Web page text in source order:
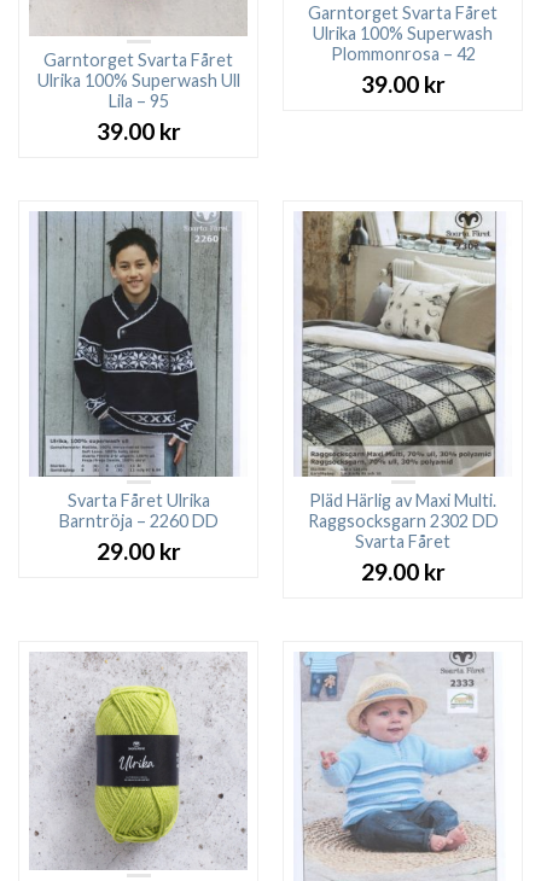
Garntorget Svarta Fåret
Ulrika 100% Superwash Ull
Lila – 95
39.00 kr
Garntorget Svarta Fåret
Ulrika 100% Superwash
Plommonrosa – 42
39.00 kr
Svarta Fåret Ulrika
Barntröja – 2260 DD
29.00 kr
Pläd Härlig av Maxi Multi.
Raggsocksgarn 2302 DD
Svarta Fåret
29.00 kr